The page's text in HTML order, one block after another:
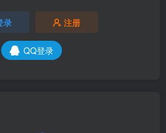
录 注册
QQ登录